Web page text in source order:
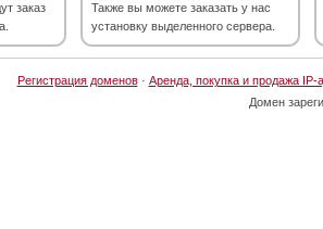
заказ
Также вы можете заказать у нас
установку выделенного сервера.
Регистрация доменов· Аренда, покупка и продажа IP-
Домен